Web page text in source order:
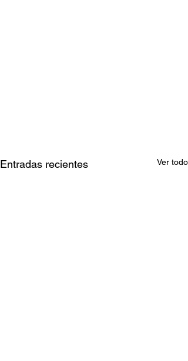
Entradas recientes Ver todo